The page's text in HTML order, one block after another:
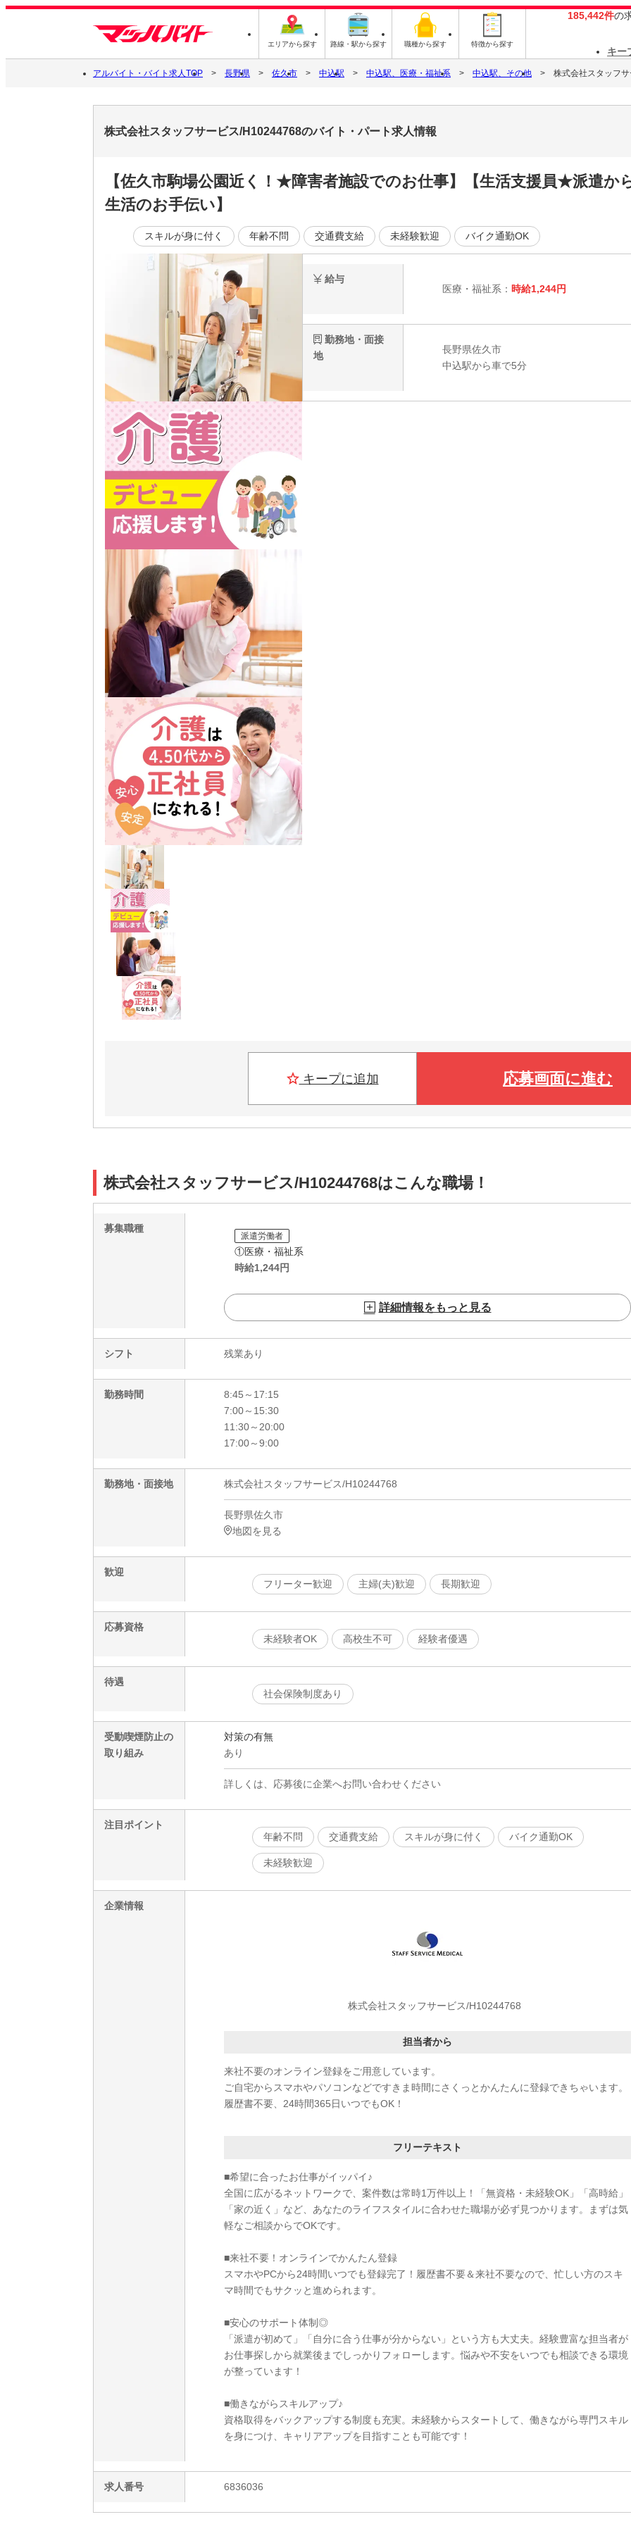
エリアから探す 路線・駅から探す 職種から探す 特徴から探す
185,442件の
キー
アルバイト・バイト求人TOP 長野県 佐久市 中込駅 中込駅、医療・福祉系 中込駅、その他 株式会社スタッフ
株式会社スタッフサービス/H10244768のバイト・パート求人情報
【佐久市駒場公園近く！★障害者施設でのお仕事】【生活支援員★派遣か
生活のお手伝い】
スキルが身に付く 年齢不問 交通費支給 未経験歓迎 バイク通勤OK
給与
医療・福祉系： 時給1,244円
勤務地・面接
地
長野県佐久市
中込駅から車で5分
キープに追加 応募画面に進む
株式会社スタッフサービス/H10244768はこんな職場！
募集職種
派遣労働者
①医療・福祉系
時給1,244円
詳細情報をもっと見る
シフト 残業あり
勤務時間
8:45～17:15
7:00～15:30
11:30～20:00
17:00～9:00
勤務地・面接地 株式会社スタッフサービス/H10244768
長野県佐久市
地図を見る
歓迎
フリーター歓迎
主婦(夫)歓迎 長期歓迎
応募資格
未経験者OK
高校生不可 経験者優遇
待遇
社会保険制度あり
受動喫煙防止の
取り組み
対策の有無
あり
詳しくは、応募後に企業へお問い合わせください
注目ポイント
年齢不問
交通費支給 スキルが身に付く バイク通勤OK
未経験歓迎
企業情報
株式会社スタッフサービス/H10244768
担当者から
来社不要のオンライン登録をご用意しています。
ご自宅からスマホやパソコンなどですきま時間にさくっとかんたんに登録できちゃいます。
履歴書不要、24時間365日いつでもOK！
フリーテキスト
■希望に合ったお仕事がイッパイ♪
全国に広がるネットワークで、案件数は常時1万件以上！「無資格・未経験OK」「高時給」
「家の近く」など、あなたのライフスタイルに合わせた職場が必ず見つかります。まずは気
軽なご相談からでOKです。
■来社不要！オンラインでかんたん登録
スマホやPCから24時間いつでも登録完了！履歴書不要＆来社不要なので、忙しい方のスキ
マ時間でもサクッと進められます。
■安心のサポート体制◎
「派遣が初めて」「自分に合う仕事が分からない」という方も大丈夫。経験豊富な担当者が
お仕事探しから就業後までしっかりフォローします。悩みや不安をいつでも相談できる環境
が整っています！
■働きながらスキルアップ♪
資格取得をバックアップする制度も充実。未経験からスタートして、働きながら専門スキル
を身につけ、キャリアアップを目指すことも可能です！
求人番号 6836036